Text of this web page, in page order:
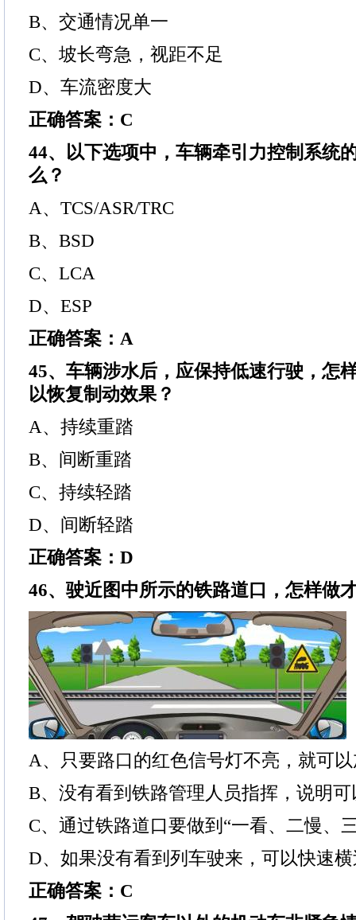
B、交通情况单一
C、坡长弯急，视距不足
D、车流密度大
正确答案：C
44、以下选项中，车辆牵引力控制系统
么？
A、TCS/ASR/TRC
B、BSD
C、LCA
D、ESP
正确答案：A
45、车辆涉水后，应保持低速行驶，怎
以恢复制动效果？
A、持续重踏
B、间断重踏
C、持续轻踏
D、间断轻踏
正确答案：D
46、驶近图中所示的铁路道口，怎样做
A、只要路口的红色信号灯不亮，就可
B、没有看到铁路管理人员指挥，说明
C、通过铁路道口要做到“一看、二慢、
D、如果没有看到列车驶来，可以快速
正确答案：C